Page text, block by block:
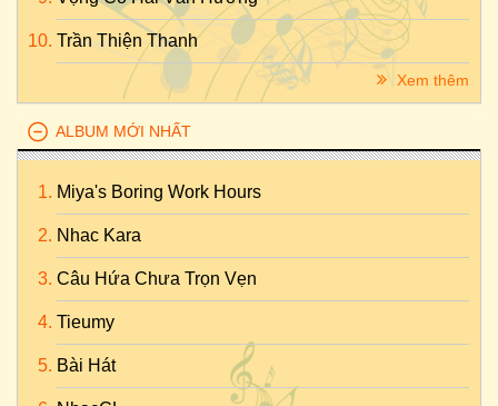
Trần Thiện Thanh
Xem thêm
ALBUM MỚI NHẤT
Miya's Boring Work Hours
Nhac Kara
Câu Hứa Chưa Trọn Vẹn
Tieumy
Bài Hát